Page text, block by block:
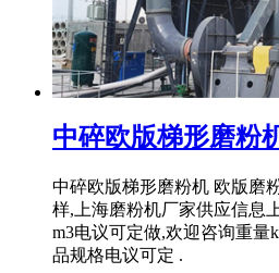
中碎欧版梯形磨粉
中碎欧版梯形磨粉机 欧版磨
样,上海磨粉机厂家供应信息
m3电议可定做,欢迎咨询重量
品规格电议可定 .